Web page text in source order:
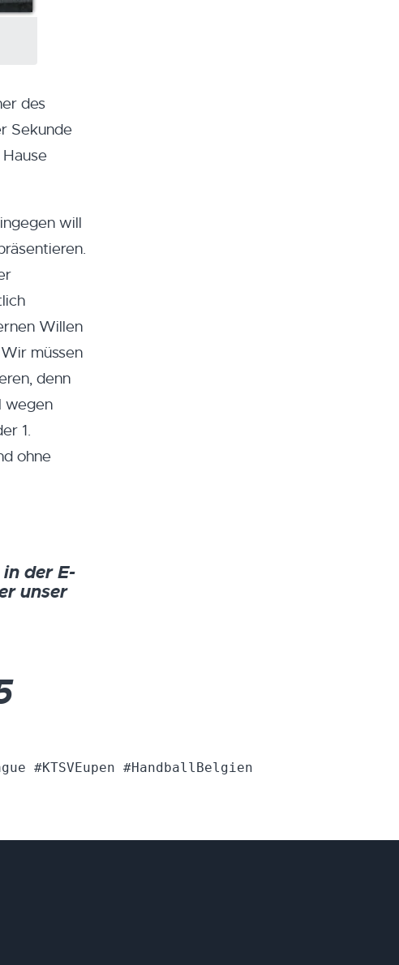
des
Sekunde
will
Willen
müssen
denn
wegen
1.
ohne
der E-
unser
#KTSVEupen #HandballBelgien